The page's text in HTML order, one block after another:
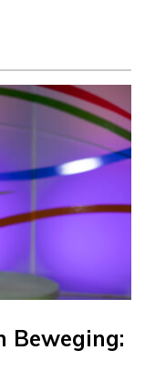
Beweging: